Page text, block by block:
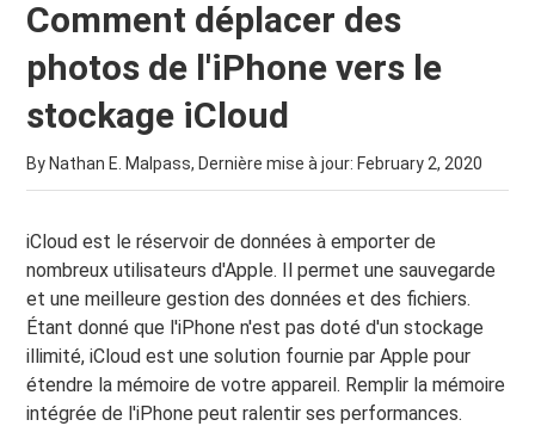
Comment déplacer des
photos de l'iPhone vers le
stockage iCloud
By Nathan E. Malpass, Dernière mise à jour: February 2, 2020
iCloud est le réservoir de données à emporter de
nombreux utilisateurs d'Apple. Il permet une sauvegarde
et une meilleure gestion des données et des fichiers.
Étant donné que l'iPhone n'est pas doté d'un stockage
illimité, iCloud est une solution fournie par Apple pour
étendre la mémoire de votre appareil. Remplir la mémoire
intégrée de l'iPhone peut ralentir ses performances.